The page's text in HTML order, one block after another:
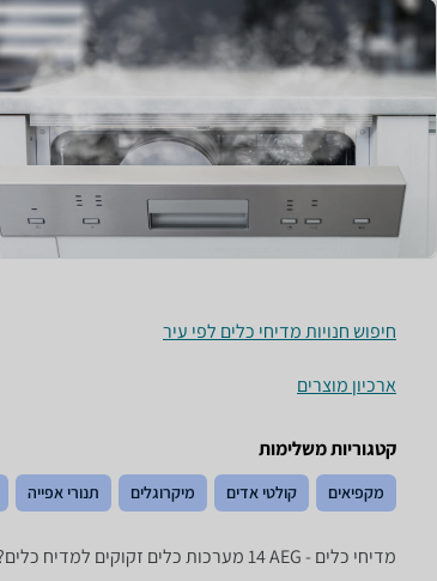
חיפוש חנויות מדיחי כלים לפי עיר
ארכיון מוצרים
קטגוריות משלימות
מקפיאים קולטי אדים מיקרוגלים תנורי אפייה
מדיחי כלים - ‏AEG ‏14 ‏מערכות כלים זקוקים למדיח כלים? ב-zap השוואת מחירים תמצאו את מבחר מדיחי הכלים הגדול בישראל עם יצרנים כגון: Bosch, Siemens, Blomberg, Beko ועוד.